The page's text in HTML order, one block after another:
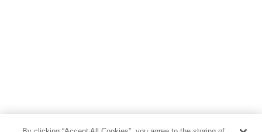
芸術・アート 映画・音楽・演劇